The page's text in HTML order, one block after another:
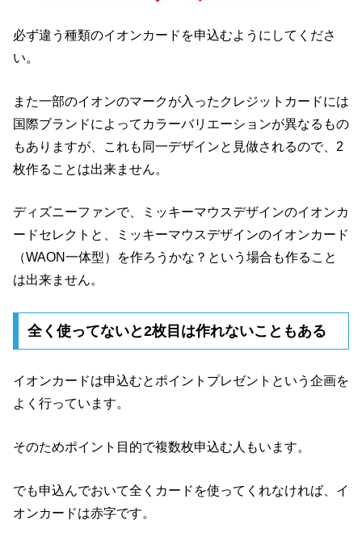
必ず違う種類のイオンカードを申込むようにしてくださ
い。
また一部のイオンのマークが入ったクレジットカードには
国際ブランドによってカラーバリエーションが異なるもの
もありますが、これも同一デザインと見做されるので、2
枚作ることは出来ません。
ディズニーファンで、ミッキーマウスデザインのイオンカ
ードセレクトと、ミッキーマウスデザインのイオンカード
（WAON一体型）を作ろうかな？という場合も作ること
は出来ません。
全く使ってないと2枚目は作れないこともある
イオンカードは申込むとポイントプレゼントという企画を
よく行っています。
そのためポイント目的で複数枚申込む人もいます。
でも申込んでおいて全くカードを使ってくれなければ、イ
オンカードは赤字です。